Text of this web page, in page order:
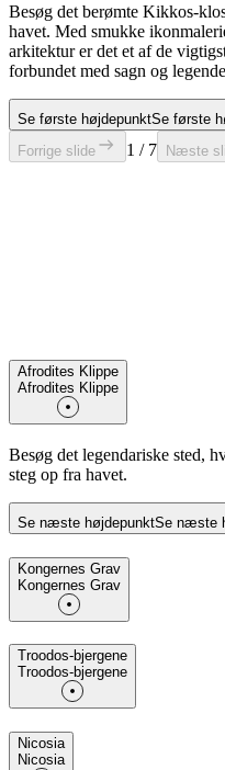
Besøg det berømte Kikkos-
havet. Med smukke
arkitektur er det et af de
forbundet med sagn og
Se første højdepunktSe første
Forrige slide
1 / 7 Næste
Afrodites Klippe
Afrodites Klippe
Besøg det legendariske sted,
steg op fra havet.
Se næste højdepunktSe næste
Kongernes Grav
Kongernes Grav
Troodos-bjergene
Troodos-bjergene
Nicosia
Nicosia